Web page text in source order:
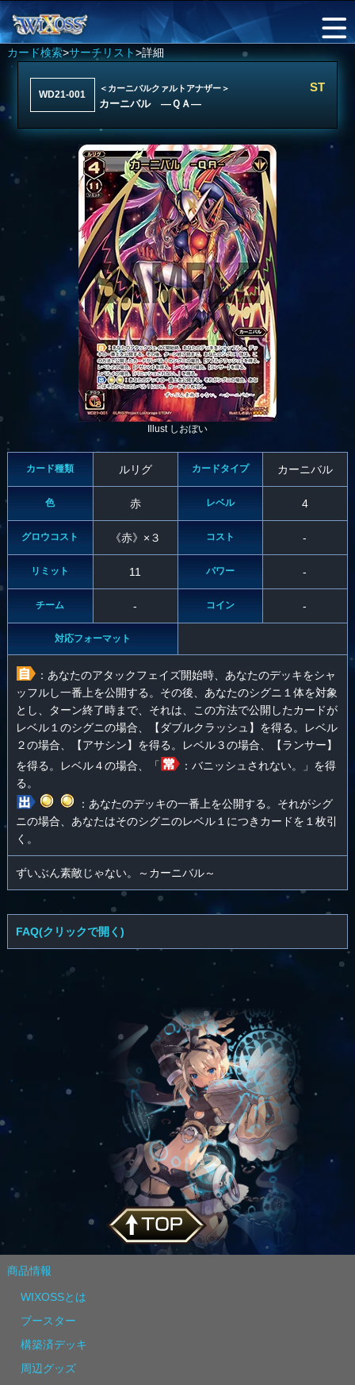
カード検索>サーチリスト>詳細
WD21-001
＜カーニバルクァルトアナザー＞
カーニバル ―ＱＡ―
ST
Illust しおぼい
カード種類 ルリグ カードタイプ カーニバル
色 赤 レベル 4
グロウコスト 《赤》×３ コスト -
リミット 11 パワー -
チーム - コイン -
対応フォーマット
：あなたのアタックフェイズ開始時、あなたのデッキをシャ
ッフルし一番上を公開する。その後、あなたのシグニ１体を対象
とし、ターン終了時まで、それは、この方法で公開したカードが
レベル１のシグニの場合、【ダブルクラッシュ】を得る。レベル
２の場合、【アサシン】を得る。レベル３の場合、【ランサー】
を得る。レベル４の場合、「
：バニッシュされない。」を得
る。
：あなたのデッキの一番上を公開する。それがシグ
ニの場合、あなたはそのシグニのレベル１につきカードを１枚引
く。
ずいぶん素敵じゃない。～カーニバル～
FAQ(クリックで開く)
商品情報
WIXOSSとは
ブースター
構築済デッキ
周辺グッズ